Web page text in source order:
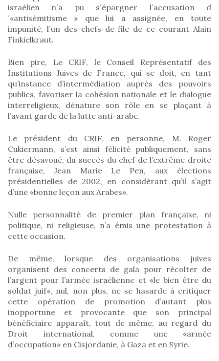
israélien n´a pu s´épargner l´accusation d
´«antisémitisme » que lui a assignée, en toute
impunité, l´un des chefs de file de ce courant Alain
Finkielkraut.
Bien pire, Le CRIF, le Conseil Représentatif des
Institutions Juives de France, qui se doit, en tant
qu’instance d’intermédiation auprès des pouvoirs
publics, favoriser la cohésion nationale et le dialogue
interreligieux, dénature son rôle en se plaçant à
l’avant garde de la lutte anti-arabe.
Le président du CRIF, en personne, M. Roger
Cukiermann, s’est ainsi félicité publiquement, sans
être désavoué, du succès du chef de l’extrême droite
française, Jean Marie Le Pen, aux élections
présidentielles de 2002, en considérant qu’il s’agit
d’une «bonne leçon aux Arabes».
Nulle personnalité de premier plan française, ni
politique, ni religieuse, n’a émis une protestation à
cette occasion.
De même, lorsque des organisations juives
organisent des concerts de gala pour récolter de
l’argent pour l’armée israélienne et «le bien être du
soldat juif», nul, non plus, ne se hasarde à critiquer
cette opération de promotion d’autant plus
inopportune et provocante que son principal
bénéficiaire apparaît, tout de même, au regard du
Droit international, comme une «armée
d’occupation» en Cisjordanie, à Gaza et en Syrie.